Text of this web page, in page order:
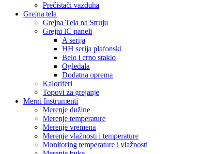
Prečistači vazduha
Grejna tela
Grejna Tela na Struju
Grejni IC paneli
A serija
HH serija plafonski
Belo i crno staklo
Ogledala
Dodatna oprema
Kaloriferi
Topovi za grejanje
Merni Instrumenti
Merenje dužine
Merenje temperature
Merenje vremena
Merenje vlažnosti i temperature
Monitoring temperature i vlažnosti